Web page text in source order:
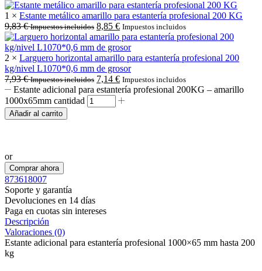
1 × Estante metálico amarillo para estantería profesional 200 KG
9,83€ Impuestos incluidos 8,85 € Impuestos incluidos
2 × Larguero horizontal amarillo para estantería profesional 200
kg/nivel L1070*0,6 mm de grosor
7,93€ Impuestos incluidos 7,14 € Impuestos incluidos
Estante adicional para estantería profesional 200KG – amarillo
1000x65mm cantidad
Añadir al carrito
or
Comprar ahora
873618007
Soporte y garantía
Devoluciones en 14 días
Paga en cuotas sin intereses
Descripción
Valoraciones (0)
Estante adicional para estantería profesional 1000×65 mm hasta 200
kg